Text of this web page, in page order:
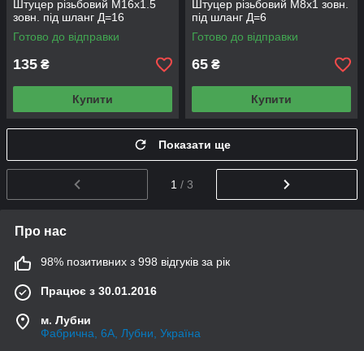
Штуцер різьбовий М16х1.5
зовн. під шланг Д=16
Готово до відправки
135 ₴
Купити
Штуцер різьбовий М8х1 зовн.
під шланг Д=6
Готово до відправки
65 ₴
Купити
Показати ще
1 / 3
Про нас
98% позитивних з 998 відгуків за рік
Працює з 30.01.2016
м. Лубни
Фабрична, 6А, Лубни, Україна